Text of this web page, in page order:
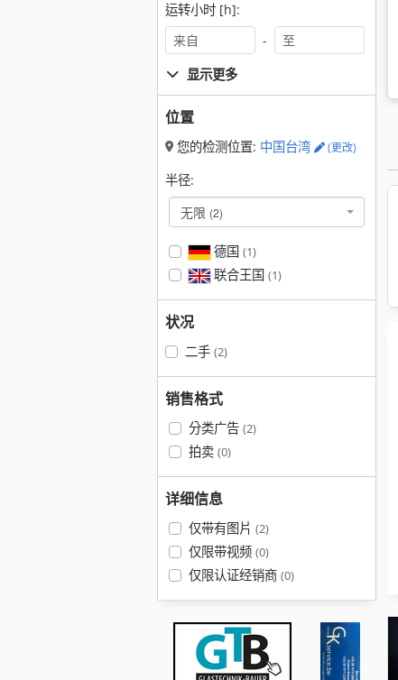
运转小时 [h]:
-
显示更多
位置
您的检测位置: 中国台湾 (更改)
半径:
无限 (2)
德国 (1)
联合王国 (1)
状况
二手 (2)
销售格式
分类广告 (2)
拍卖 (0)
详细信息
仅带有图片 (2)
仅限带视频 (0)
仅限认证经销商 (0)